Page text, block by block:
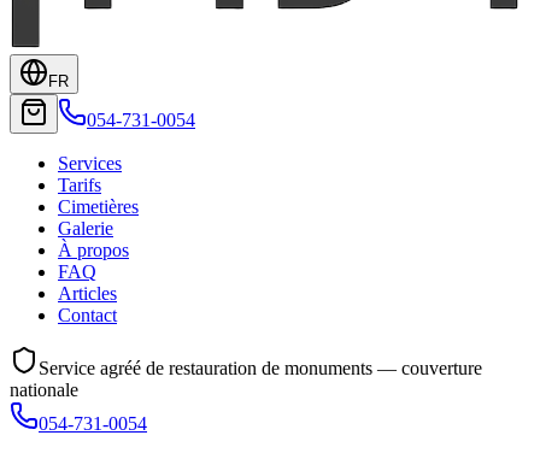
FR
054-731-0054
Services
Tarifs
Cimetières
Galerie
À propos
FAQ
Articles
Contact
Service agréé de restauration de monuments — couverture
nationale
054-731-0054